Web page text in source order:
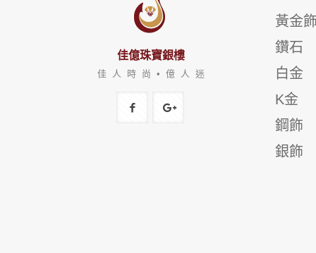
佳億珠寶銀樓
佳 人 時 尚 • 億 人 迷
黃金
鑽石
白金
K金
鋼飾
銀飾